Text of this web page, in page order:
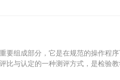
组成部分，它是在规范的操作程序
比与认定的一种测评方式，是检验